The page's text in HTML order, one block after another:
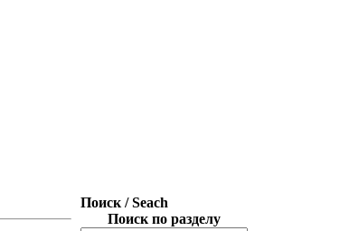
Поиск / Seach
Поиск по разделу